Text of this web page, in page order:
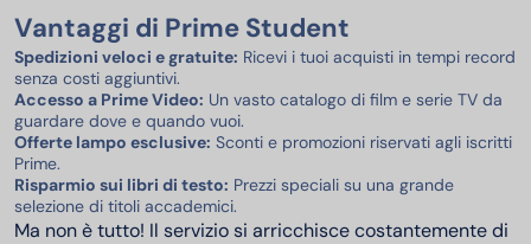
Vantaggi di Prime Student
Spedizioni veloci e gratuite: Ricevi i tuoi acquisti in tempi record
senza costi aggiuntivi.
Accesso a Prime Video: Un vasto catalogo di film e serie TV da
guardare dove e quando vuoi.
Offerte lampo esclusive: Sconti e promozioni riservati agli iscritti
Prime.
Risparmio sui libri di testo: Prezzi speciali su una grande
selezione di titoli accademici.
Ma non è tutto! Il servizio si arricchisce costantemente di